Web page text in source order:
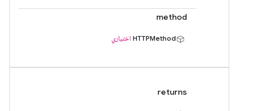
method
HTTPMethod اختياري
returns